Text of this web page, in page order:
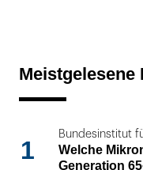
Meistgelesene
1
Bundesinstitut
Welche
Generation